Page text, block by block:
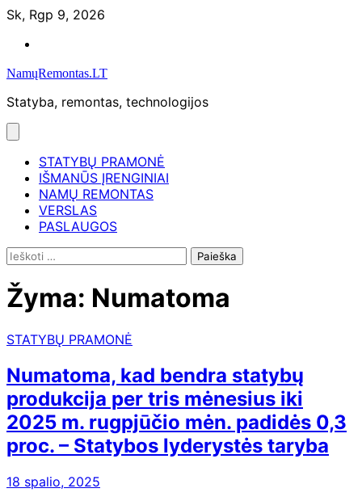
Skip
content
Sk, Rgp 9, 2026
NamųRemontas.LT
Statyba, remontas, technologijos
STATYBŲ PRAMONĖ
IŠMANŪS ĮRENGINIAI
NAMŲ REMONTAS
VERSLAS
PASLAUGOS
Ieškoti:
Žyma: Numatoma
STATYBŲ PRAMONĖ
Numatoma, kad bendra statybų
produkcija per tris mėnesius iki
2025 m. rugpjūčio mėn. padidės 0,3
proc. – Statybos lyderystės taryba
18 spalio, 2025